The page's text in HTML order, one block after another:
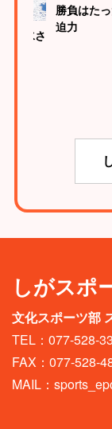
清水さ
勝負はた
迫力
しがスポ
文化スポーツ部
TEL：077-528-
FAX：077-528-
MAIL：